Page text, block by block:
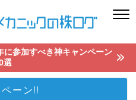
に参加すべき神キャンペーン
選
ーン!!